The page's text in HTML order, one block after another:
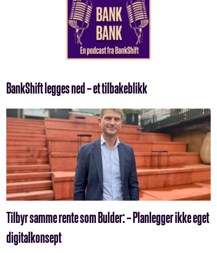
BankShift legges ned – et tilbakeblikk
Tilbyr samme rente som Bulder: – Planlegger ikke eget
digitalkonsept